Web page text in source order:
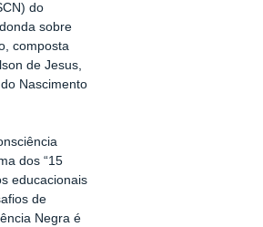
do
sobre
composta
de Jesus,
Nascimento
dos “15
educacionais
de
Negra é